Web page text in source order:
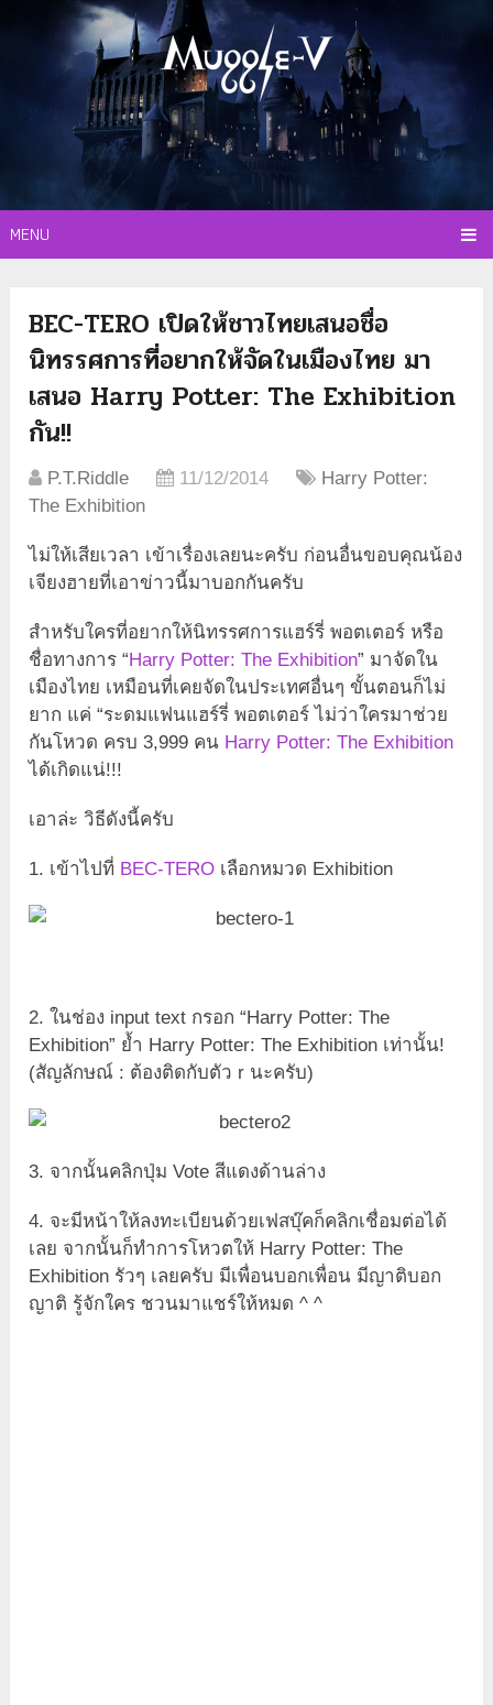
MENU
BEC-TERO เปิดให้ชาวไทยเสนอชื่อ
นิทรรศการที่อยากให้จัดในเมืองไทย มา
เสนอ Harry Potter: The Exhibition
กัน!!
P.T.Riddle 11/12/2014
Harry Potter:
The Exhibition
ไม่ให้เสียเวลา เข้าเรื่องเลยนะครับ ก่อนอื่นขอบคุณน้อง
เจียงฮายที่เอาข่าวนี้มาบอกกันครับ
สำหรับใครที่อยากให้นิทรรศการแฮร์รี่ พอตเตอร์ หรือ
ชื่อทางการ “ Harry Potter: The Exhibition” มาจัดใน
เมืองไทย เหมือนที่เคยจัดในประเทศอื่นๆ ขั้นตอนก็ไม่
ยาก แค่ “ระดมแฟนแฮร์รี่ พอตเตอร์ ไม่ว่าใครมาช่วย
กันโหวด ครบ 3,999 คน Harry Potter: The Exhibition
ได้เกิดแน่!!!
เอาล่ะ วิธีดังนี้ครับ
1. เข้าไปที่ BEC-TERO เลือกหมวด Exhibition
2. ในช่อง input text กรอก “Harry Potter: The
Exhibition” ย้ำ Harry Potter: The Exhibition เท่านั้น!
(สัญลักษณ์ : ต้องติดกับตัว r นะครับ)
3. จากนั้นคลิกปุ่ม Vote สีแดงด้านล่าง
4. จะมีหน้าให้ลงทะเบียนด้วยเฟสบุ๊คก็คลิกเชื่อมต่อได้
เลย จากนั้นก็ทำการโหวตให้ Harry Potter: The
Exhibition รัวๆ เลยครับ มีเพื่อนบอกเพื่อน มีญาติบอก
ญาติ รู้จักใคร ชวนมาแชร์ให้หมด ^ ^